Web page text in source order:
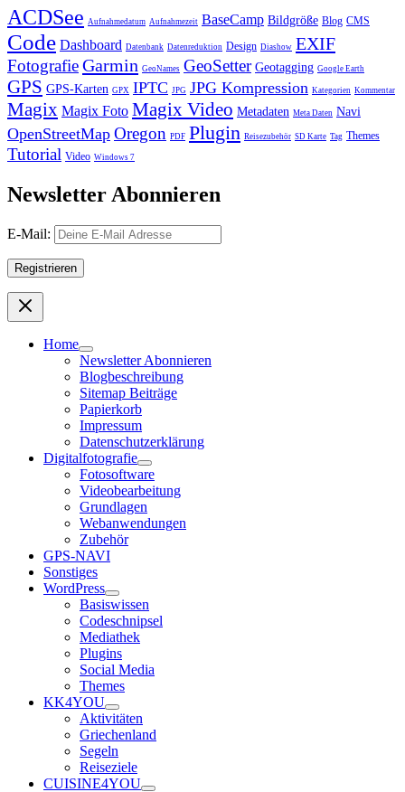
ACDSee Aufnahmedatum Aufnahmezeit BaseCamp Bildgröße Blog CMS
Code Dashboard Datenbank Datenreduktion Design Diashow EXIF
FotografieGarmin GeoNames GeoSetter Geotagging Google Earth
GPS GPS-Karten GPX IPTC JPG JPG Kompression Kategorien Kommentar
Magix Magix Foto Magix Video Metadaten Meta Daten Navi
OpenStreetMap Oregon PDF Plugin Reisezubehör SD Karte Tag Themes
Tutorial Video Windows 7
Newsletter Abonnieren
E-Mail:
Home
Newsletter Abonnieren
Blogbeschreibung
Sitemap Beiträge
Papierkorb
Impressum
Datenschutzerklärung
Digitalfotografie
Fotosoftware
Videobearbeitung
Grundlagen
Webanwendungen
Zubehör
GPS-NAVI
Sonstiges
WordPress
Basiswissen
Codeschnipsel
Mediathek
Plugins
Social Media
Themes
KK4YOU
Aktivitäten
Griechenland
Segeln
Reiseziele
CUISINE4YOU